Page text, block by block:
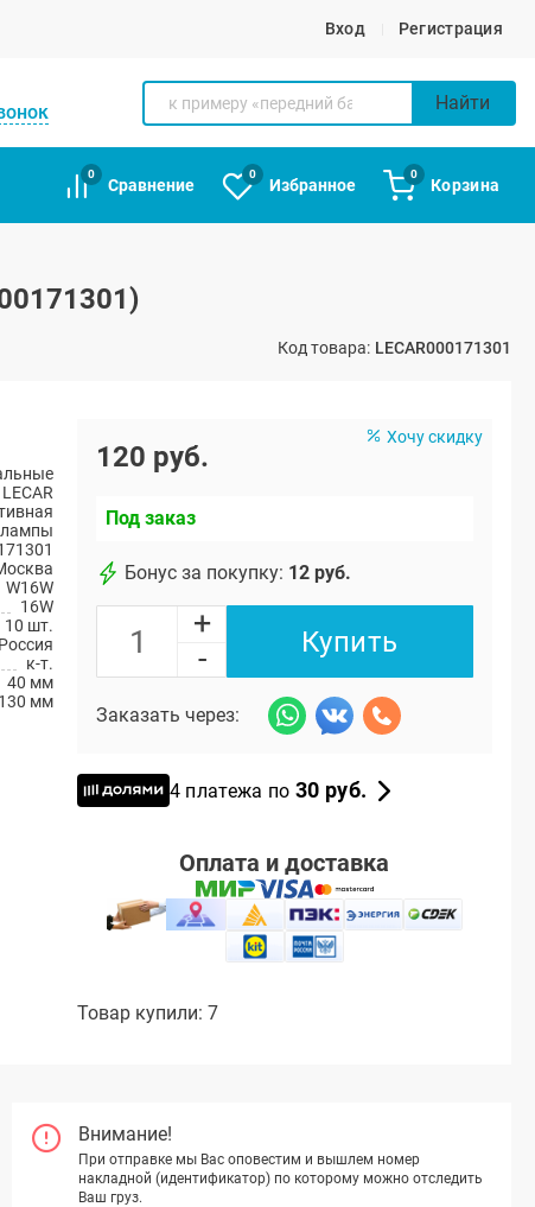
Вход Регистрация
Найти
0
Сравнение
0
Избранное
0
Корзина
Код товара: LECAR000171301
LECAR
лампы
W16W
16W
10 шт.
Россия
к-т.
40 мм
130 мм
Хочу скидку
120 руб.
Под заказ
Бонус за покупку: 12 руб.
+
-
Купить
Заказать через:
4 платежа по 30 руб.
Оплата и доставка
Товар купили: 7
Внимание!
При отправке мы Вас оповестим и вышлем номер
накладной (идентификатор) по которому можно отследить
Ваш груз.